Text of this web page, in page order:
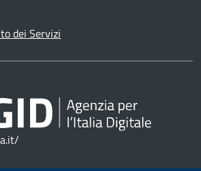
dei Servizi